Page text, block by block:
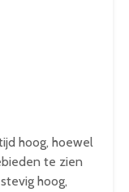
hoog, hoewel
te zien
hoog,